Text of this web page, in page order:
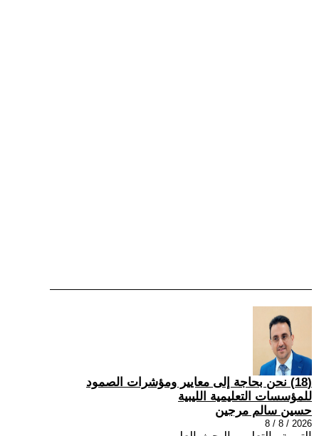
(18) نحن بحاجة إلى معايير ومؤشرات الصمود
للمؤسسات التعليمية الليبية
حسين سالم مرجين
2026 / 8 / 8